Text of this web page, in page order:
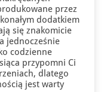
przez
dodatkiem
się znakomicie
jednocześnie
codzienne
przypomni Ci
dlatego
jest warty